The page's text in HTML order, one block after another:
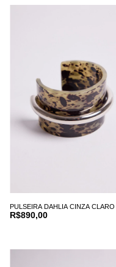
PULSEIRA DAHLIA CINZA CLARO
R$890,00